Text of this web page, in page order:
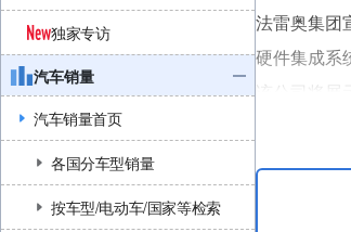
独家专访
汽车销量
汽车销量首页
各国分车型销量
按车型/电动车/国家等检索
法雷奥集团
硬件集成系
该公司将
Valeo